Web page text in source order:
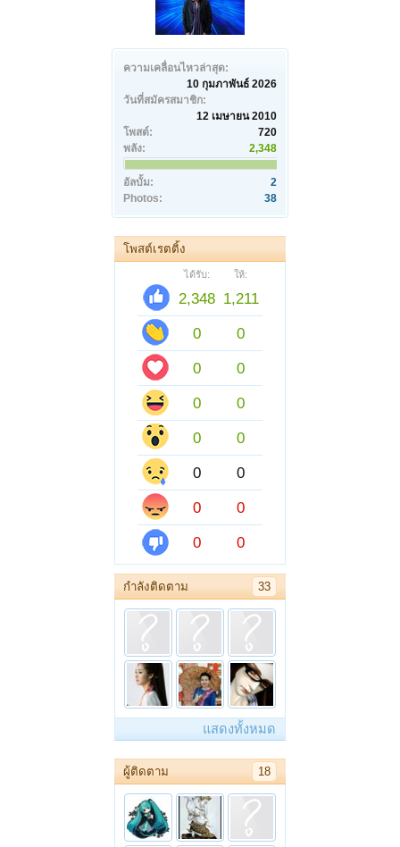
ความเคลื่อนไหวล่าสุด:
10 กุมภาพันธ์ 2026
วันที่สมัครสมาชิก:
12 เมษายน 2010
โพสต์:
720
พลัง:
2,348
อัลบั้ม:
2
Photos:
38
โพสต์เรตติ้ง
ได้รับ: ให้:
2,348 1,211
0
0
0
0
0
0
0
0
0
0
0
0
0
0
กำลังติดตาม 33
แสดงทั้งหมด
ผู้ติดตาม 18